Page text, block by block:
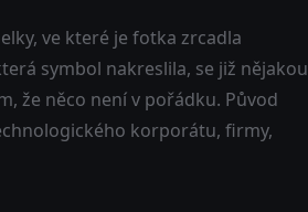
ve které je fotka zrcadla
symbol nakreslila, se již nějakou
že něco není v pořádku. Původ
korporátu, firmy,